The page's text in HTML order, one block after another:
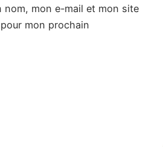
nom, mon e-mail et mon site
mon prochain